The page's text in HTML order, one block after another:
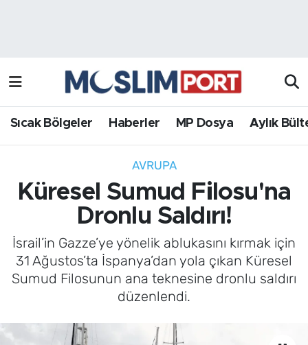
Sıcak Bölgeler Haberler MP Dosya Aylık
AVRUPA
Küresel Sumud Filosu'na
Dronlu Saldırı!
İsrail’in Gazze’ye yönelik ablukasını kırmak için
31 Ağustos’ta İspanya’dan yola çıkan Küresel
Sumud Filosunun ana teknesine dronlu saldırı
düzenlendi.
Haberler
MP Dosya
Röportaj Haber